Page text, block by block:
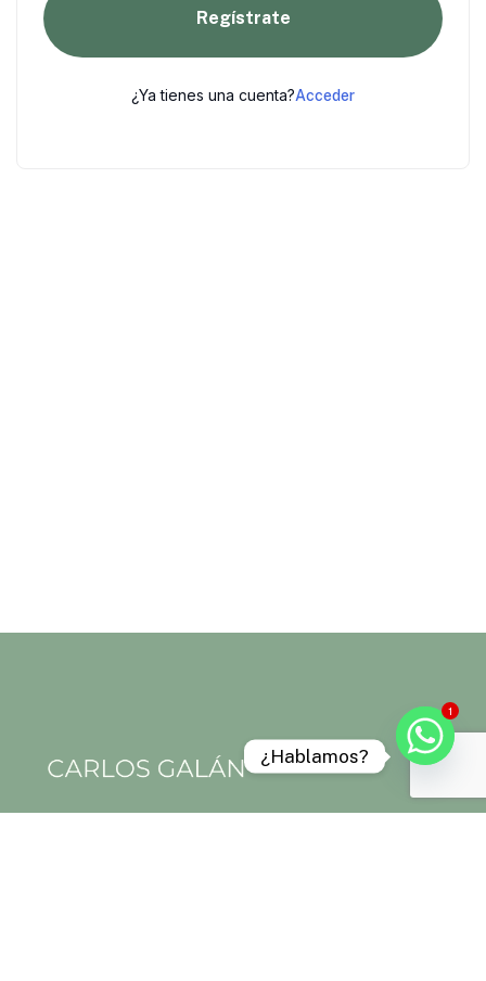
Regístrate
¿Ya tienes una cuenta?Acceder
1
¿Hablamos?